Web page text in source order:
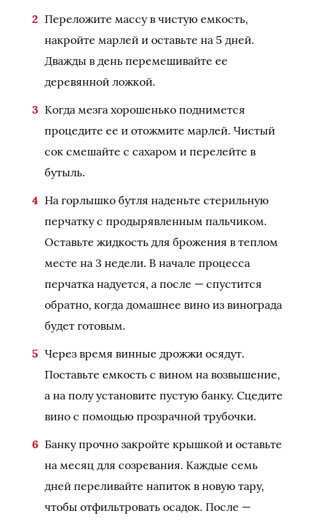
Переложите массу в чистую емкость,
накройте марлей и оставьте на 5 дней.
Дважды в день перемешивайте ее
деревянной ложкой.
Когда мезга хорошенько поднимется
процедите ее и отожмите марлей. Чистый
сок смешайте с сахаром и перелейте в
бутыль.
На горлышко бутля наденьте стерильную
перчатку с продырявленным пальчиком.
Оставьте жидкость для брожения в теплом
месте на 3 недели. В начале процесса
перчатка надуется, а после — спустится
обратно, когда домашнее вино из винограда
будет готовым.
Через время винные дрожжи осядут.
Поставьте емкость с вином на возвышение,
а на полу установите пустую банку. Сцедите
вино с помощью прозрачной трубочки.
Банку прочно закройте крышкой и оставьте
на месяц для созревания. Каждые семь
дней переливайте напиток в новую тару,
чтобы отфильтровать осадок. После —